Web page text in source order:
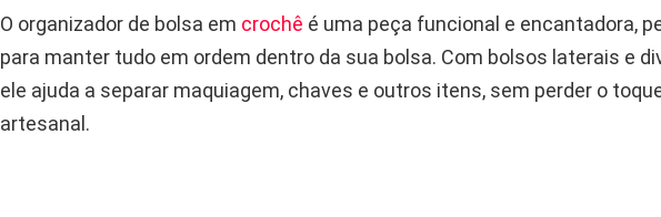
O organizador de bolsa em crochê é uma peça funcional e encantadora,
para manter tudo em ordem dentro da sua bolsa. Com bolsos laterais e
ele ajuda a separar maquiagem, chaves e outros itens, sem perder o
artesanal.